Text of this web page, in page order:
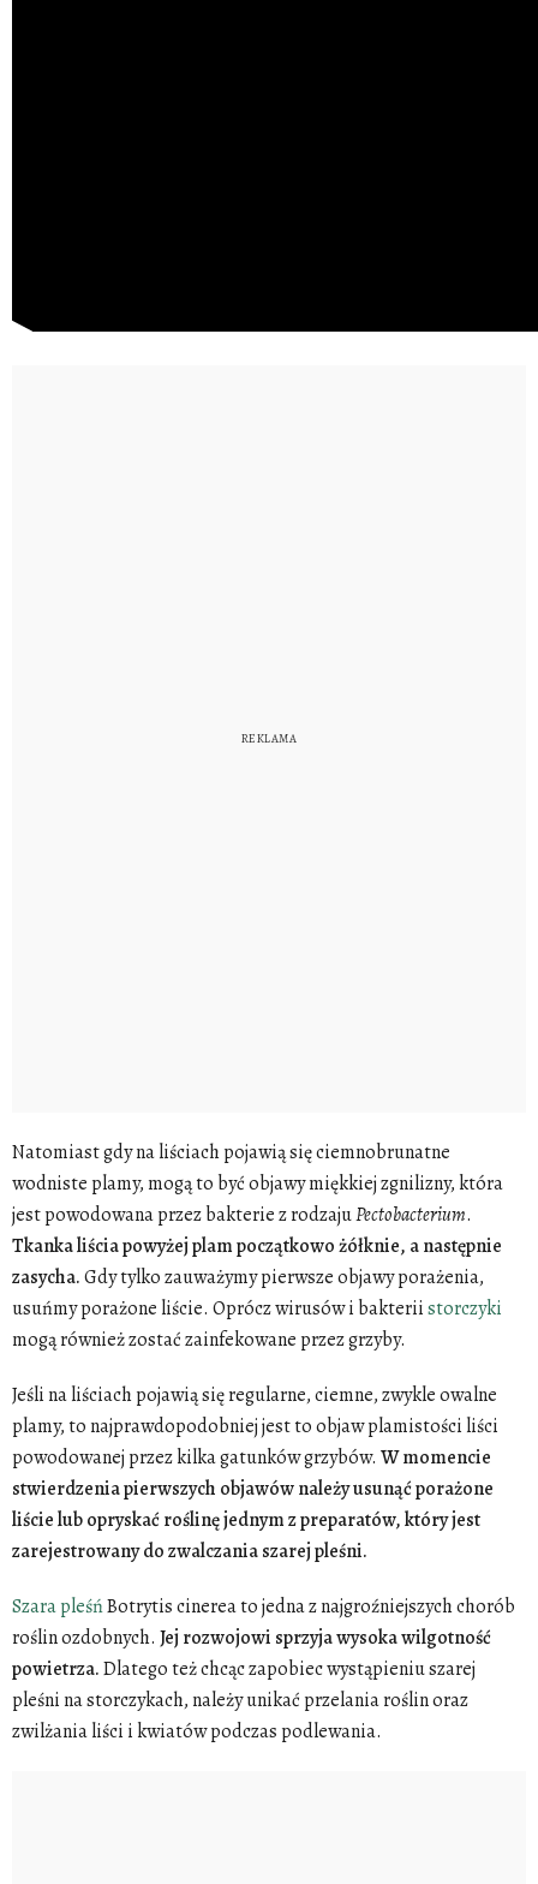
Natomiast gdy na liściach pojawią się ciemnobrunatne
wodniste plamy, mogą to być objawy miękkiej zgnilizny, która
jest powodowana przez bakterie z rodzajuPectobacterium.
Tkanka liścia powyżej plam początkowo żółknie, a następnie
zasycha.Gdy tylko zauważymy pierwsze objawy porażenia,
usuńmy porażone liście. Oprócz wirusów i bakteriistorczyki
mogą również zostać zainfekowane przez grzyby.
Jeśli na liściach pojawią się regularne, ciemne, zwykle owalne
plamy, to najprawdopodobniej jest to objaw plamistości liści
powodowanej przez kilka gatunków grzybów. W momencie
stwierdzenia pierwszych objawów należy usunąć porażone
liście lub opryskać roślinę jednym z preparatów, który jest
zarejestrowany do zwalczania szarej pleśni.
Szara pleśńBotrytis cinerea to jedna z najgroźniejszych chorób
roślin ozdobnych. Jej rozwojowi sprzyja wysoka wilgotność
powietrza.Dlatego też chcąc zapobiec wystąpieniu szarej
pleśni na storczykach, należy unikać przelania roślin oraz
zwilżania liści i kwiatów podczas podlewania.